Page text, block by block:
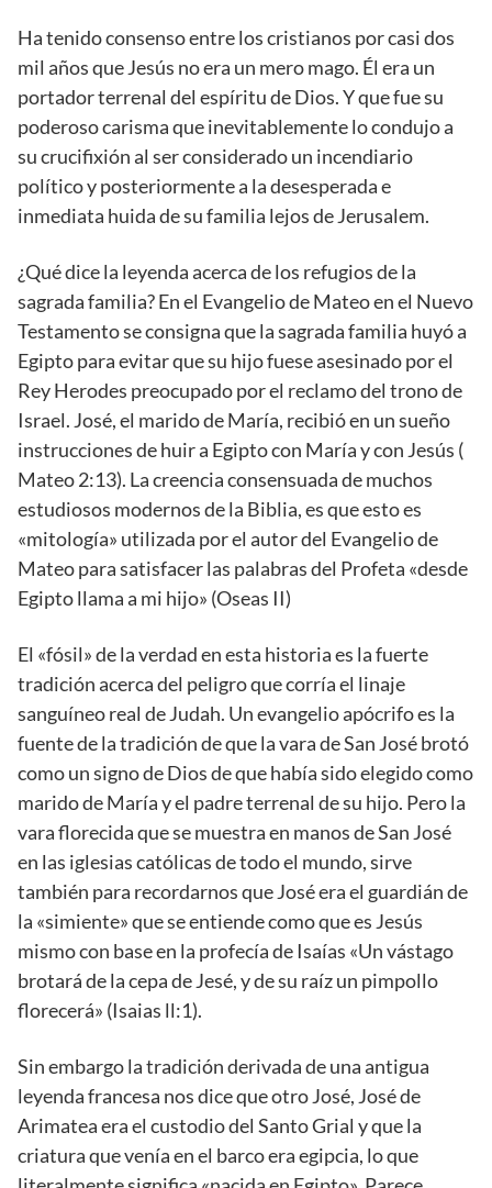
Ha tenido consenso entre los cristianos por casi dos
mil años que Jesús no era un mero mago. Él era un
portador terrenal del espíritu de Dios. Y que fue su
poderoso carisma que inevitablemente lo condujo a
su crucifixión al ser considerado un incendiario
político y posteriormente a la desesperada e
inmediata huida de su familia lejos de Jerusalem.
¿Qué dice la leyenda acerca de los refugios de la
sagrada familia? En el Evangelio de Mateo en el Nuevo
Testamento se consigna que la sagrada familia huyó a
Egipto para evitar que su hijo fuese asesinado por el
Rey Herodes preocupado por el reclamo del trono de
Israel. José, el marido de María, recibió en un sueño
instrucciones de huir a Egipto con María y con Jesús (
Mateo 2:13). La creencia consensuada de muchos
estudiosos modernos de la Biblia, es que esto es
«mitología» utilizada por el autor del Evangelio de
Mateo para satisfacer las palabras del Profeta «desde
Egipto llama a mi hijo» (Oseas II)
El «fósil» de la verdad en esta historia es la fuerte
tradición acerca del peligro que corría el linaje
sanguíneo real de Judah. Un evangelio apócrifo es la
fuente de la tradición de que la vara de San José brotó
como un signo de Dios de que había sido elegido como
marido de María y el padre terrenal de su hijo. Pero la
vara florecida que se muestra en manos de San José
en las iglesias católicas de todo el mundo, sirve
también para recordarnos que José era el guardián de
la «simiente» que se entiende como que es Jesús
mismo con base en la profecía de Isaías «Un vástago
brotará de la cepa de Jesé, y de su raíz un pimpollo
florecerá» (Isaias ll:1).
Sin embargo la tradición derivada de una antigua
leyenda francesa nos dice que otro José, José de
Arimatea era el custodio del Santo Grial y que la
criatura que venía en el barco era egipcia, lo que